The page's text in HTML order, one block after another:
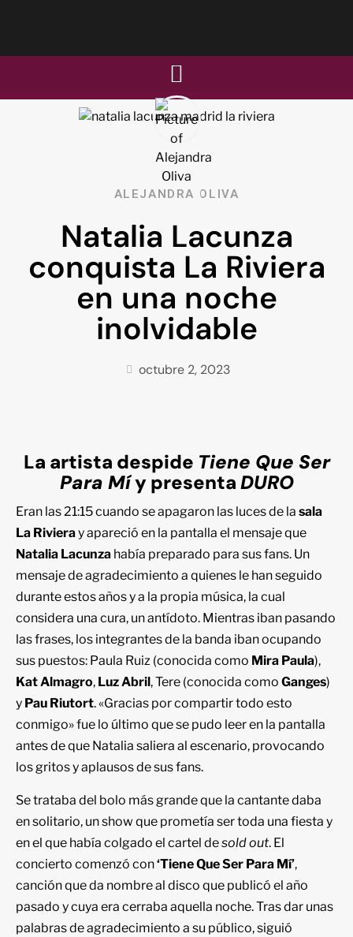
ALEJANDRA OLIVA
Natalia Lacunza
conquista La Riviera
en una noche
inolvidable
octubre 2, 2023
La artista despide Tiene Que Ser
Para Míy presentaDURO
Eran las 21:15 cuando se apagaron las luces de la sala
La Rivieray apareció en la pantalla el mensaje que
Natalia Lacunza había preparado para sus fans. Un
mensaje de agradecimiento a quienes le han seguido
durante estos años y a la propia música, la cual
considera una cura, un antídoto. Mientras iban pasando
las frases, los integrantes de la banda iban ocupando
sus puestos: Paula Ruiz (conocida como Mira Paula),
Kat Almagro, Luz Abril, Tere (conocida como Ganges)
y Pau Riutort. «Gracias por compartir todo esto
conmigo» fue lo último que se pudo leer en la pantalla
antes de que Natalia saliera al escenario, provocando
los gritos y aplausos de sus fans.
Se trataba del bolo más grande que la cantante daba
en solitario, un show que prometía ser toda una fiesta y
en el que había colgado el cartel desold out. El
concierto comenzó con‘Tiene Que Ser Para Mí’,
canción que da nombre al disco que publicó el año
pasado y cuya era cerraba aquella noche. Tras dar unas
palabras de agradecimiento a su público, siguió